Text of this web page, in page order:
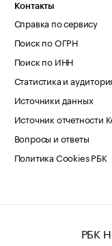
Контакты
Справка по сервису
Поиск по ОГРН
Поиск по ИНН
Статистика и
Источники данных
Источник отчетности
Вопросы и ответы
Политика Cookies РБК
РБК